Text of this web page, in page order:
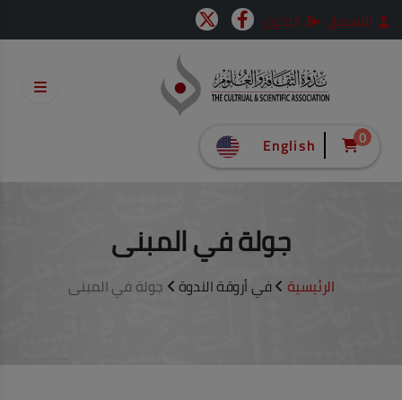
التسجيل الدخول
0
English
جولة في المبنى
الرئيسية في أروقة الندوة جولة في المبنى